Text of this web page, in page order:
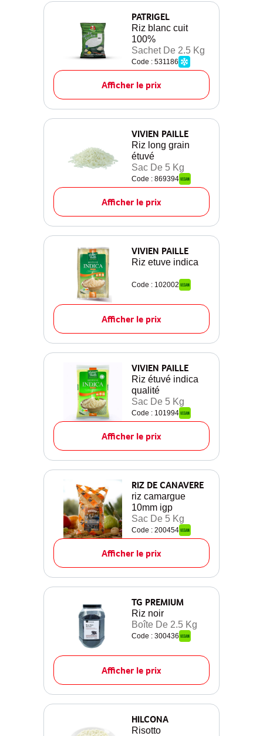
PATRIGEL
Riz blanc cuit
100%
Sachet De 2.5 Kg
Code : 531186
Afficher le prix
VIVIEN PAILLE
Riz long grain
étuvé
Sac De 5 Kg
Code : 869394
Afficher le prix
VIVIEN PAILLE
Riz etuve indica
Code : 102002
Afficher le prix
VIVIEN PAILLE
Riz étuvé indica
qualité
Sac De 5 Kg
Code : 101994
Afficher le prix
RIZ DE CANAVERE
riz camargue
10mm igp
Sac De 5 Kg
Code : 200454
Afficher le prix
TG PREMIUM
Riz noir
Boîte De 2.5 Kg
Code : 300436
Afficher le prix
HILCONA
Risotto